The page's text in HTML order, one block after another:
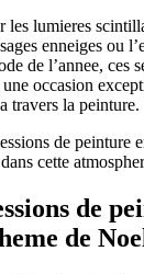
les lumieres
enneiges ou
de l’annee, ces
occasion
travers la peinture.
de peinture
cette
de
de